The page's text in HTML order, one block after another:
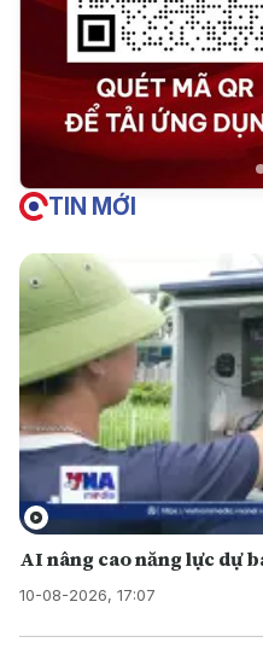
TIN MỚI
AI nâng cao năng lực dự
10-08-2026, 17:07